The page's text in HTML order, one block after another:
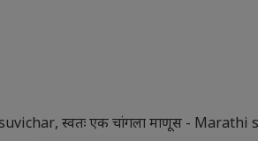
, स्वतः एक चांगला माणूस - Marathi